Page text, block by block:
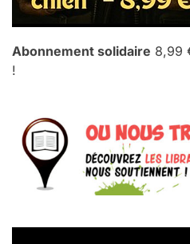
Abonnement solidaire 8,99
!